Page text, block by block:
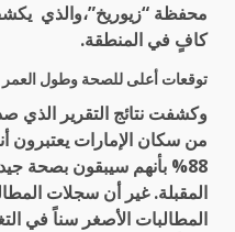
محفظة “زيوريخ”،والذي
كافٍ في المنطقة.
توقعات أعلى للصحة وطول العمر
من سكان الإمارات يعتبرون
88% بأنهم سيبقون بصحة
المقبلة. غير أن سجلات